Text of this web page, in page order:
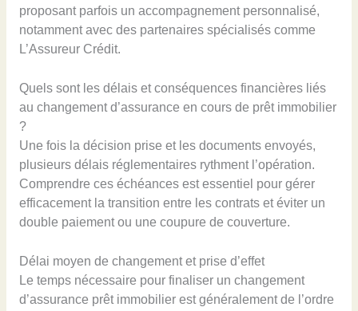
proposant parfois un accompagnement personnalisé,
notamment avec des partenaires spécialisés comme
L’Assureur Crédit.
Quels sont les délais et conséquences financières liés
au changement d’assurance en cours de prêt immobilier
?
Une fois la décision prise et les documents envoyés,
plusieurs délais réglementaires rythment l’opération.
Comprendre ces échéances est essentiel pour gérer
efficacement la transition entre les contrats et éviter un
double paiement ou une coupure de couverture.
Délai moyen de changement et prise d’effet
Le temps nécessaire pour finaliser un changement
d’assurance prêt immobilier est généralement de l’ordre